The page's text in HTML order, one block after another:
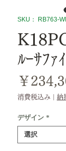
SKU： RB763-
ﾙｰｻﾌｧ
￥
消費税込み 納
デザイン *